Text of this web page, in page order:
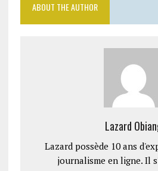
ABOUT THE AUTHOR
Lazard
Lazard possède 10 ans
journalisme en ligne. Il